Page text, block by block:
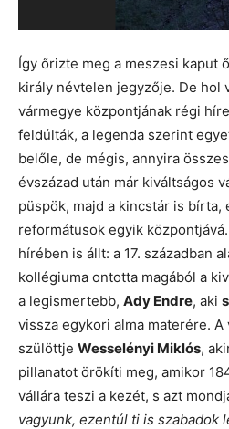
Így őrizte meg a meszesi kaput
király névtelen jegyzője. De hol
vármegye központjának régi
feldúlták, a legenda szerint
belőle, de mégis, annyira
évszázad után már kiváltságos
püspök, majd a kincstár is
reformátusok egyik
hírében is állt: a 17. században
kollégiuma ontotta magából a
a legismertebb, Ady Endre, aki
vissza egykori alma materére.
szülöttje Wesselényi Miklós,
pillanatot örökíti meg, amikor
vállára teszi a kezét, s azt
vagyunk, ezentúl ti is szabadok